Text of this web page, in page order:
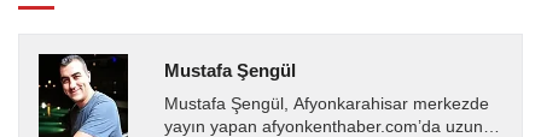
Mustafa Şengül
Mustafa Şengül, Afyonkarahisar merkezde
yayın yapan afyonkenthaber.com’da uzun